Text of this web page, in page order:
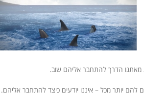
מאתנו הדרך להתחבר אליהם שוב.
להם יותר מכל – איננו יודעים כיצד להתחבר אליהם.